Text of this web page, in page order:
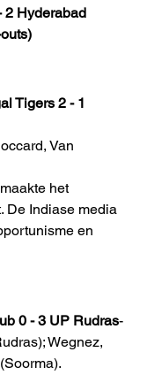
2 Hyderabad
Tigers 2 - 1
Van
het
De Indiase media
en
0 - 3 UP Rudras-
Wegnez,